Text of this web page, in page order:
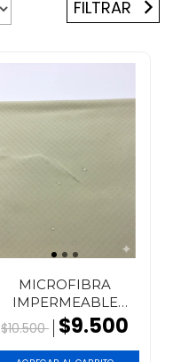
FILTRAR
MICROFIBRA
IMPERMEABLE
ANTIDESGARRO
$10.500 $9.500